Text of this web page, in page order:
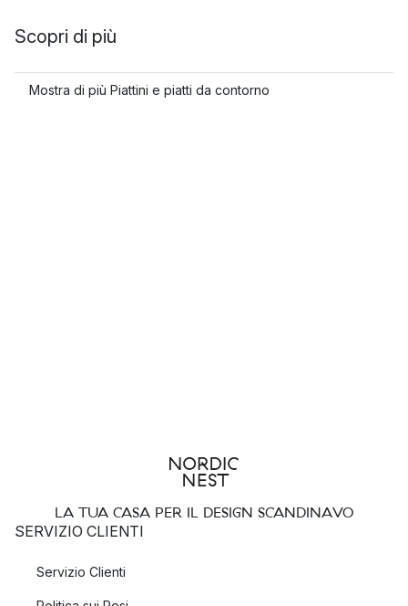
Scopri di più
Mostra di più Piattini e piatti da contorno
LA TUA CASA PER IL DESIGN SCANDINAVO
SERVIZIO CLIENTI
Servizio Clienti